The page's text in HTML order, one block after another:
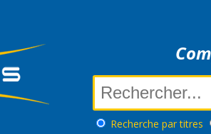
Recherche par titres